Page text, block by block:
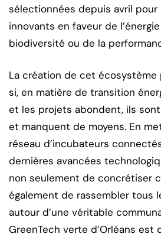
sélectionnées depuis avril pour
innovants en faveur de
biodiversité ou de la
La création de cet
si, en matière de transition
et les projets abondent, ils
et manquent de moyens. En
réseau d’incubateurs
dernières avancées
non seulement de concrétiser
également de rassembler tous
autour d’une véritable
GreenTech verte d’Orléans est